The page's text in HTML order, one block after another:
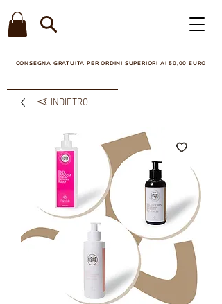
CONSEGNA GRATUITA PER ORDINI SUPERIORI AI 50,00 EURO​
INDIETRO